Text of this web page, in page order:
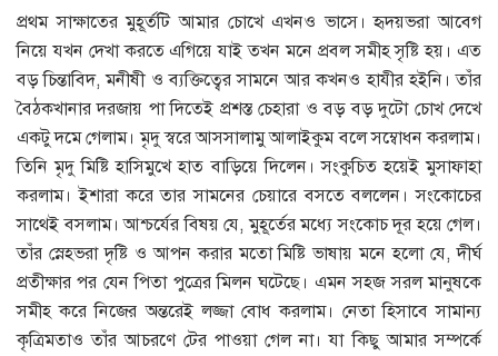
প্রথম সাক্ষাতের মুহূর্তটি আমার চোখে এখনও ভাসে। হৃদয়ভরা আবেগ
নিয়ে যখন দেখা করতে এগিয়ে যাই তখন মনে প্রবল সমীহ সৃষ্টি হয়। এত
বড় চিন্তাবিদ, মনীষী ও ব্যক্তিত্বের সামনে আর কখনও হাযীর হইনি। তাঁর
বৈঠকখানার দরজায় পা দিতেই প্রশস্ত চেহারা ও বড় বড় দুটো চোখ দেখে
একটু দমে গেলাম। মৃদু স্বরে আসসালামু আলাইকুম বলে সম্বোধন করলাম।
তিনি মৃদু মিষ্টি হাসিমুখে হাত বাড়িয়ে দিলেন। সংকুচিত হয়েই মুসাফাহা
করলাম। ইশারা করে তার সামনের চেয়ারে বসতে বললেন। সংকোচের
সাথেই বসলাম। আশ্চর্যের বিষয় যে, মুহূর্তের মধ্যে সংকোচ দূর হয়ে গেল।
তাঁর স্নেহভরা দৃষ্টি ও আপন করার মতো মিষ্টি ভাষায় মনে হলো যে, দীর্ঘ
প্রতীক্ষার পর যেন পিতা পুত্রের মিলন ঘটেছে। এমন সহজ সরল মানুষকে
সমীহ করে নিজের অন্তরেই লজ্জা বোধ করলাম। নেতা হিসাবে সামান্য
কৃত্রিমতাও তাঁর আচরণে টের পাওয়া গেল না। যা কিছু আমার সম্পর্কে